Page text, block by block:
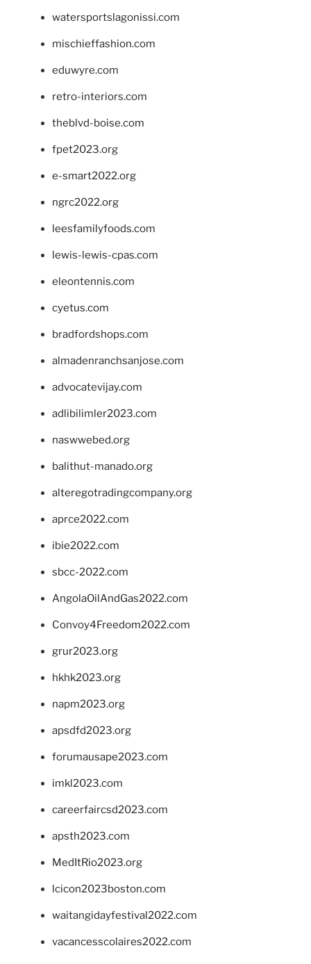
watersportslagonissi.com
mischieffashion.com
eduwyre.com
retro-interiors.com
theblvd-boise.com
fpet2023.org
e-smart2022.org
ngrc2022.org
leesfamilyfoods.com
lewis-lewis-cpas.com
eleontennis.com
cyetus.com
bradfordshops.com
almadenranchsanjose.com
advocatevijay.com
adlibilimler2023.com
naswwebed.org
balithut-manado.org
alteregotradingcompany.org
aprce2022.com
ibie2022.com
sbcc-2022.com
AngolaOilAndGas2022.com
Convoy4Freedom2022.com
grur2023.org
hkhk2023.org
napm2023.org
apsdfd2023.org
forumausape2023.com
imkl2023.com
careerfaircsd2023.com
apsth2023.com
MedItRio2023.org
lcicon2023boston.com
waitangidayfestival2022.com
vacancesscolaires2022.com